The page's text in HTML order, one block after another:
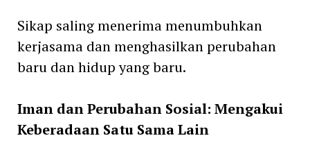
Sikap saling menerima menumbuhkan
kerjasama dan menghasilkan perubahan
baru dan hidup yang baru.
Iman dan Perubahan Sosial: Mengakui
Keberadaan Satu Sama Lain